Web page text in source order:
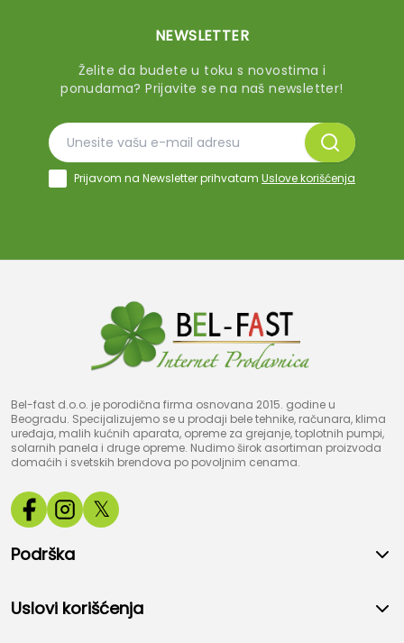
NEWSLETTER
Želite da budete u toku s novostima i
ponudama? Prijavite se na naš newsletter!
Prijavom na Newsletter prihvatam Uslove korišćenja
Bel-fast d.o.o. je porodična firma osnovana 2015. godine u
Beogradu. Specijalizujemo se u prodaji bele tehnike, računara, klima
uređaja, malih kućnih aparata, opreme za grejanje, toplotnih pumpi,
solarnih panela i druge opreme. Nudimo širok asortiman proizvoda
domaćih i svetskih brendova po povoljnim cenama.
𝕏
Podrška
Uslovi korišćenja